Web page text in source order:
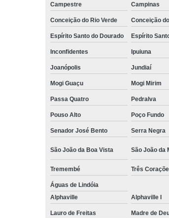
Campestre Campinas
Conceição do Rio Verde Conceição
Espírito Santo do Dourado Espírito
Inconfidentes Ipuiuna
Joanópolis Jundiaí
Mogi Guaçu Mogi Mirim
Passa Quatro Pedralva
Pouso Alto Poço Fundo
Senador José Bento Serra Negra
São João da Boa Vista São João da
Tremembé Três
Águas de Lindóia
Alphaville
Alphaville I
Lauro de Freitas Madre de